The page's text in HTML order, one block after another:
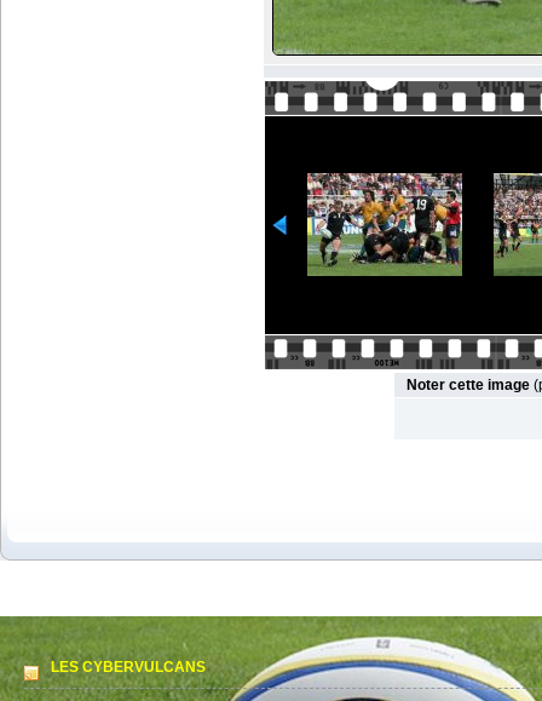
Noter cette image
LES CYBERVULCANS